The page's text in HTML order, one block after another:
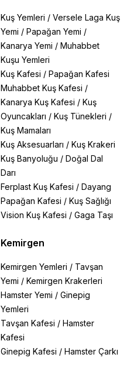
Kuş Yemleri / Versele Laga Kuş
Yemi / Papağan Yemi /
Kanarya Yemi / Muhabbet
Kuşu Yemleri
Kuş Kafesi / Papağan Kafesi
Muhabbet Kuş Kafesi /
Kanarya Kuş Kafesi / Kuş
Oyuncakları / Kuş Tünekleri /
Kuş Mamaları
Kuş Aksesuarları / Kuş Krakeri
Kuş Banyoluğu / Doğal Dal
Darı
Ferplast Kuş Kafesi / Dayang
Papağan Kafesi / Kuş Sağlığı
Vision Kuş Kafesi / Gaga Taşı
Kemirgen
Kemirgen Yemleri / Tavşan
Yemi / Kemirgen Krakerleri
Hamster Yemi / Ginepig
Yemleri
Tavşan Kafesi / Hamster
Kafesi
Ginepig Kafesi / Hamster Çarkı